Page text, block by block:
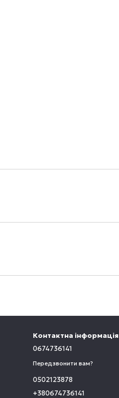
Контактна інформація
0674736141
Передзвонити вам?
0502123878
+380674736141